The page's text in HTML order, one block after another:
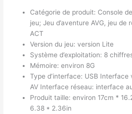
Catégorie de produit: Console
jeu; Jeu d’aventure AVG, jeu de
ACT
Version du jeu: version Lite
Système d’exploitation: 8
Mémoire: environ 8G
Type d’interface: USB
AV Interface réseau: interface
Produit taille: environ 17cm *
6.38 * 2.36in